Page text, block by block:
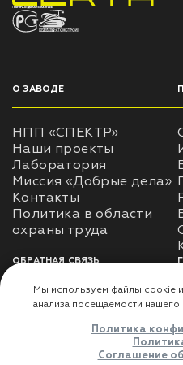
НПП «СПЕКТР» ЗАВОД ЛАКОКРАСОЧНЫХ МАТЕРИАЛОВ
О ЗАВОДЕ
НПП «СПЕКТР»
Наши проекты
Лаборатория
Миссия «Добрые дела»
Контакты
Политика в области
ОБРАТНАЯ СВЯЗЬ
Использование
использования личных